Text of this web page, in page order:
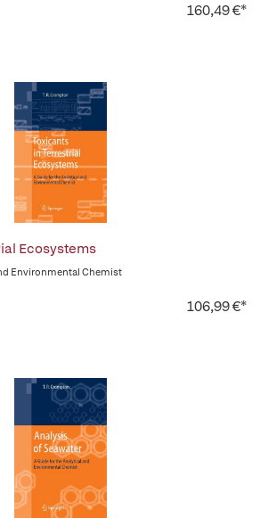
160,49 €*
Ecosystems
Environmental Chemist
106,99 €*